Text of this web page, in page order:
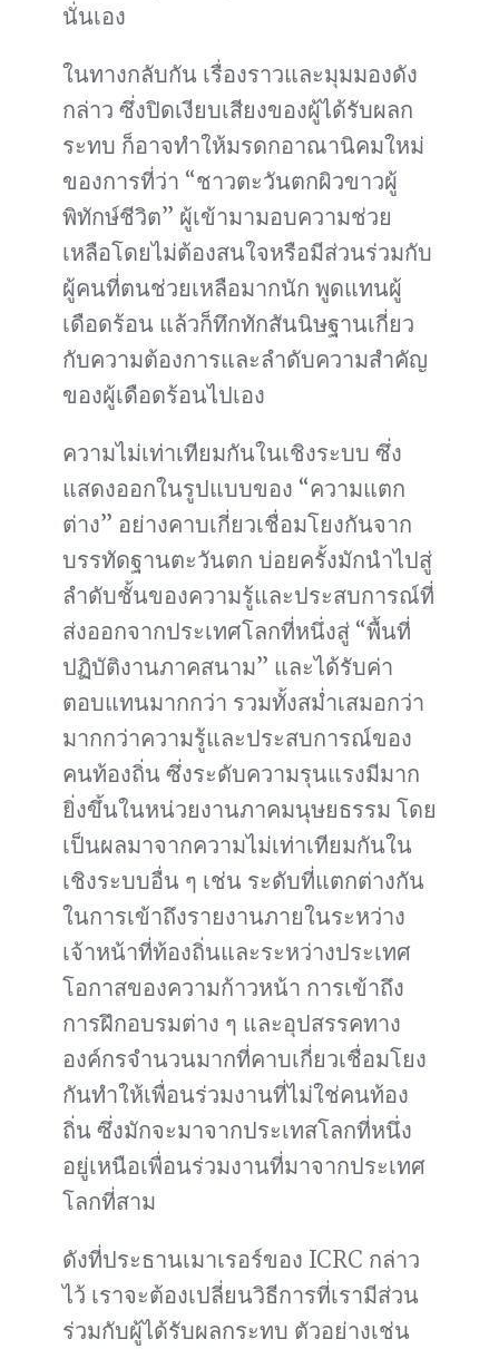
นั่นเอง
ในทางกลับกัน เรื่องราวและมุมมองดัง
กล่าว ซึ่งปิดเงียบเสียงของผู้ได้รับผลก
ระทบ ก็อาจทำให้มรดกอาณานิคมใหม่
ของการที่ว่า “ชาวตะวันตกผิวขาวผู้
พิทักษ์ชีวิต” ผู้เข้ามามอบความช่วย
เหลือโดยไม่ต้องสนใจหรือมีส่วนร่วมกับ
ผู้คนที่ตนช่วยเหลือมากนัก พูดแทนผู้
เดือดร้อน แล้วก็ทึกทักสันนิษฐานเกี่ยว
กับความต้องการและลำดับความสำคัญ
ของผู้เดือดร้อนไปเอง
ความไม่เท่าเทียมกันในเชิงระบบ ซึ่ง
แสดงออกในรูปแบบของ “ความแตก
ต่าง” อย่างคาบเกี่ยวเชื่อมโยงกันจาก
บรรทัดฐานตะวันตก บ่อยครั้งมักนำไปสู่
ลำดับชั้นของความรู้และประสบการณ์ที่
ส่งออกจากประเทศโลกที่หนึ่งสู่ “พื้นที่
ปฏิบัติงานภาคสนาม” และได้รับค่า
ตอบแทนมากกว่า รวมทั้งสม่ำเสมอกว่า
มากกว่าความรู้และประสบการณ์ของ
คนท้องถิ่น ซึ่งระดับความรุนแรงมีมาก
ยิ่งขึ้นในหน่วยงานภาคมนุษยธรรม โดย
เป็นผลมาจากความไม่เท่าเทียมกันใน
เชิงระบบอื่น ๆ เช่น ระดับที่แตกต่างกัน
ในการเข้าถึงรายงานภายในระหว่าง
เจ้าหน้าที่ท้องถิ่นและระหว่างประเทศ
โอกาสของความก้าวหน้า การเข้าถึง
การฝึกอบรมต่าง ๆ และอุปสรรคทาง
องค์กรจำนวนมากที่คาบเกี่ยวเชื่อมโยง
กันทำให้เพื่อนร่วมงานที่ไม่ใช่คนท้อง
ถิ่น ซึ่งมักจะมาจากประเทสโลกที่หนึ่ง
อยู่เหนือเพื่อนร่วมงานที่มาจากประเทศ
โลกที่สาม
ดังที่ประธานเมาเรอร์ของ ICRC กล่าว
ไว้ เราจะต้องเปลี่ยนวิธีการที่เรามีส่วน
ร่วมกับผู้ได้รับผลกระทบ ตัวอย่างเช่น